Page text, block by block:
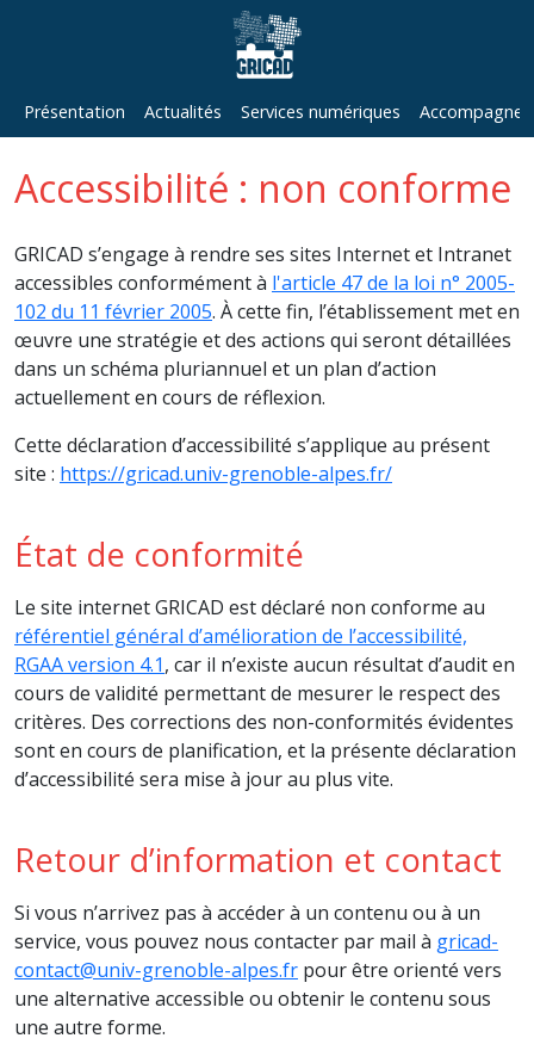
Présentation Actualités Services numériques
Accessibilité : non conforme
GRICAD s’engage à rendre ses sites Internet et Intranet
accessibles conformément à l'article 47 de la loi n° 2005-
102 du 11 février 2005. À cette fin, l’établissement met en
œuvre une stratégie et des actions qui seront détaillées
dans un schéma pluriannuel et un plan d’action
actuellement en cours de réflexion.
Cette déclaration d’accessibilité s’applique au présent
site : https://gricad.univ-grenoble-alpes.fr/
État de conformité
Le site internet GRICAD est déclaré non conforme au
référentiel général d’amélioration de l’accessibilité,
RGAA version 4.1, car il n’existe aucun résultat d’audit en
cours de validité permettant de mesurer le respect des
critères. Des corrections des non-conformités évidentes
sont en cours de planification, et la présente déclaration
d’accessibilité sera mise à jour au plus vite.
Retour d’information et contact
Si vous n’arrivez pas à accéder à un contenu ou à un
service, vous pouvez nous contacter par mail à gricad-
contact@univ-grenoble-alpes.fr pour être orienté vers
une alternative accessible ou obtenir le contenu sous
une autre forme.